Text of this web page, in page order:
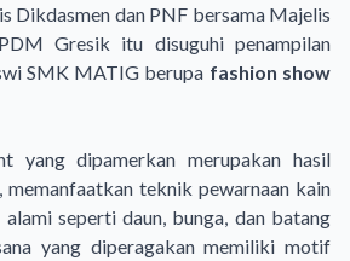
Dikdasmen dan PNF bersama Majelis
Gresik itu disuguhi penampilan
SMK MATIG berupa fashion show
yang dipamerkan merupakan hasil
teknik pewarnaan kain
alami seperti daun, bunga, dan batang
yang diperagakan memiliki motif